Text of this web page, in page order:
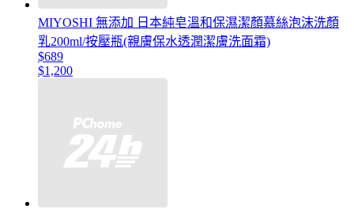
MIYOSHI 無添加 日本純皂溫和保濕潔顏慕絲泡沫洗顏
乳200ml/按壓瓶(親膚保水透潤潔膚洗面霜)
$689
$1,200